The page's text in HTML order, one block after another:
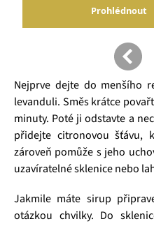
Nejprve dejte do menšího
levanduli. Směs krátce
minuty. Poté ji odstavte a
přidejte citronovou šťávu,
zároveň pomůže s jeho
uzavíratelné sklenice nebo
Jakmile máte sirup
otázkou chvilky. Do